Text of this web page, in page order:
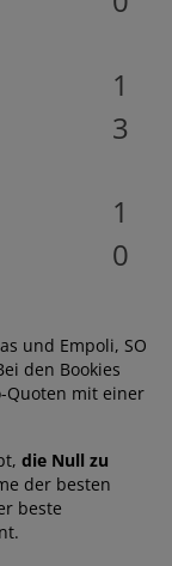
1
3
1
0
und Empoli, SO
den Bookies
Quoten mit einer
die Null zu
der besten
beste